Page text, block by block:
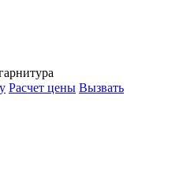
Расчет цены Вызвать